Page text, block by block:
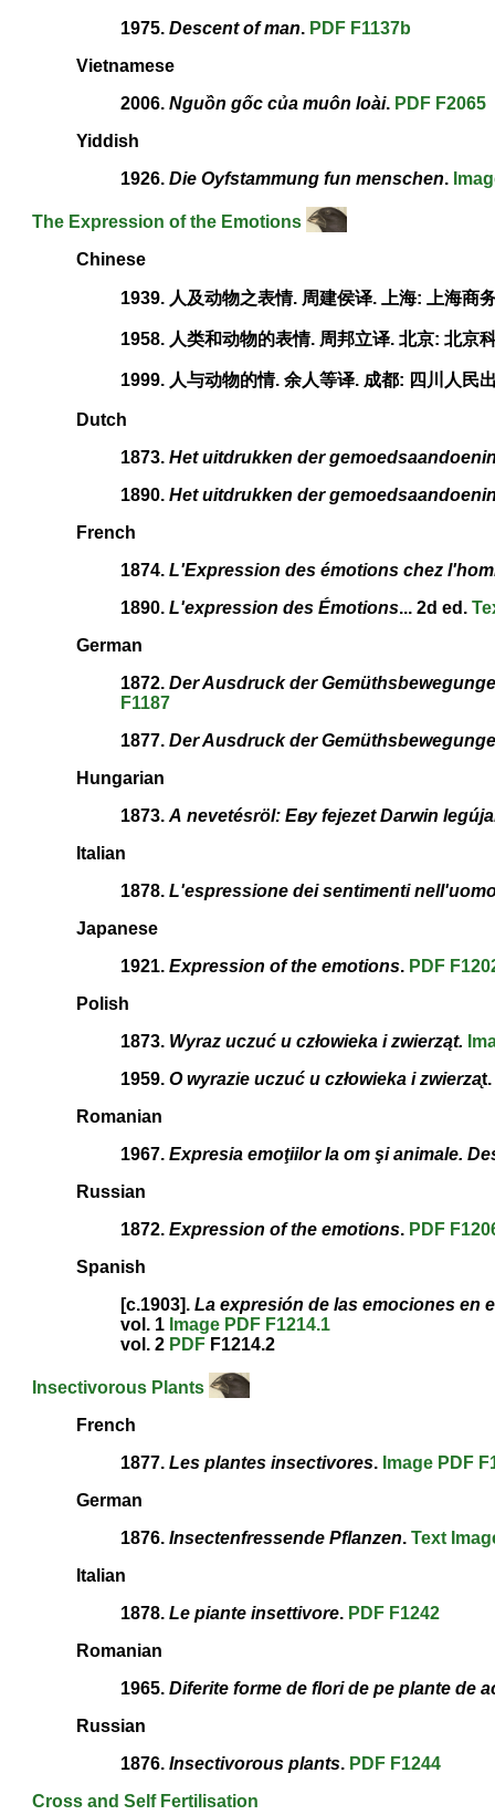
1975.Descent of man. PDF F1137b
Vietnamese
2006.Nguồn gốc của muôn loài. PDF F2065
Yiddish
1926.Die Oyfstammung fun menschen.
The Expression of the Emotions
Chinese
1939. 人及动物之表情. 周建侯译. 上海: 上海商
1958. 人类和动物的表情. 周邦立译. 北京: 北京
1999. 人与动物的情. 余人等译. 成都: 四川人民
Dutch
1873.Het uitdrukken der
1890.Het uitdrukken der
French
1874.L'Expression des émotions chez
1890.L'expression des Émotions... 2d ed.
German
1872.Der Ausdruck der
F1187
1877.Der Ausdruck der
Hungarian
1873.А nevetésröl: Еву fejezet Darwin
Italian
1878.L'espressione dei sentimenti
Japanese
1921.Expression of the emotions. PDF
Polish
1873. Wyraz uczuć u człowieka i zwierząt.
1959.O wyrazie uczuć u człowieka i zwierza
Romanian
1967.Expresia emoţiilor la om şi animale.
Russian
1872.Expression of the emotions. PDF
Spanish
[c.1903].La expresión de las emociones en
vol. 1 Image PDF F1214.1
vol. 2 PDF F1214.2
Insectivorous Plants
French
1877.Les plantes insectivores. Image PDF
German
1876.Insectenfressende Pflanzen.Text
Italian
1878.Le piante insettivore. PDF F1242
Romanian
1965.Diferite forme de flori de pe plante de
Russian
1876.Insectivorous plants. PDF F1244
Cross and Self Fertilisation